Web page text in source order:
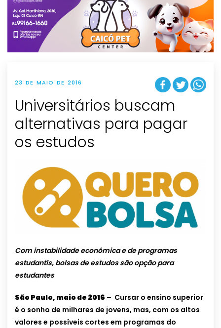
g
t
i
o
n
23 DE MAIO DE 2016
Universitários buscam
alternativas para pagar
Com instabilidade econômica e de programas
estudantis, bolsas de estudos são opção para
estudantes
São Paulo, maio de 2016 – Cursar o ensino superior
é o sonho de milhares de jovens, mas, com os altos
valores e possíveis cortes em programas do